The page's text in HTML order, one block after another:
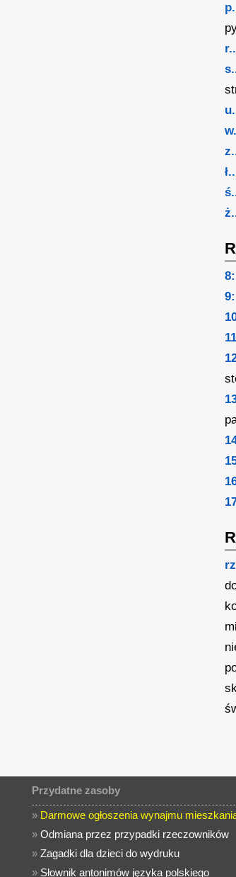
8:
9:
Przydatne zasoby
» Darmowe ogłoszenia wynajmu
»Odmiana przez przypadki rzeczowników
»Zagadki dla dzieci do wydruku
» Słownik antonimów języka polskiego